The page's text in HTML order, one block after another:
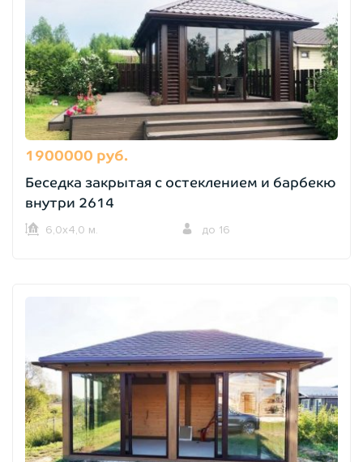
1900000 руб.
Беседка закрытая с остеклением и барбекю
внутри 2614
6,0х4,0 м. до 16